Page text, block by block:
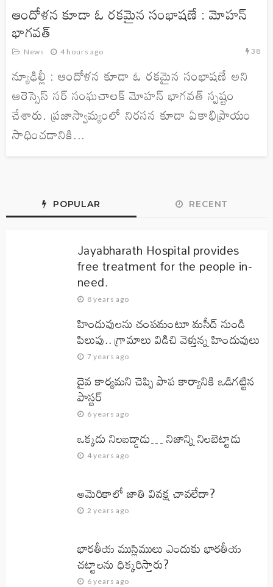
ఆందోళన కూడా ఓ రకమైన సంభాషణే : మోహన్
భాగవత్
News 4 hours ago 38
న్యూఢిల్లీ : ఆందోళన కూడా ఓ రకమైన సంభాషణే అని
ఆరెస్సెస్ సర్ సంఘచాలక్ మోహన్ భాగవత్ స్పష్టం
చేశారు. ప్రజాస్వామ్యంలో నిరసన కూడా ఏకాభిప్రాయం
సాధించడానికి...
POPULAR RECENT
Jayabharath Hospital provides
free treatment for the people in-
need.
8 years ago
హిందువులను చంపమంటూ మసీద్ నుండి
పిలుపు.. గ్రామాలు విడిచి వెళ్తున్న హిందువులు
7 years ago
దైవ కార్యమని చెప్పి పాప కార్యానికి ఒడిగట్టిన
పాస్టర్
6 years ago
ఒక్కడు నిలబడ్డాడు… నిజాన్ని నిలబెట్టాడు
4 years ago
అమెరికాలో జాతి వివక్ష చావలేదా?
2 years ago
భారతీయ ముస్లిములు ఎందుకు భారతీయ
చట్టాలను ధిక్కరిస్తారు?
6 years ago